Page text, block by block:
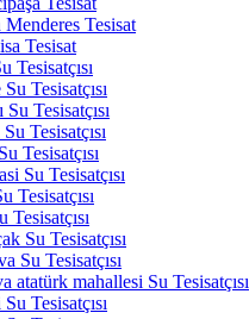
Tesisat
Tesisat
Tesisatçısı
Tesisatçısı
Su Tesisatçısı
Tesisatçısı
Tesisatçısı
Su Tesisatçısı
Tesisatçısı
Tesisatçısı
Su Tesisatçısı
Su Tesisatçısı
atatürk mahallesi Su Tesisatçısı
Tesisatçısı